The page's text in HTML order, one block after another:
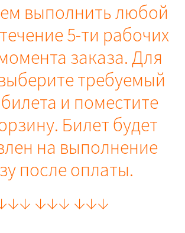
выполнить любой
5-ти рабочих
заказа. Для
требуемый
и поместите
Билет будет
на выполнение
после оплаты.
↓↓ ↓↓↓ ↓↓↓